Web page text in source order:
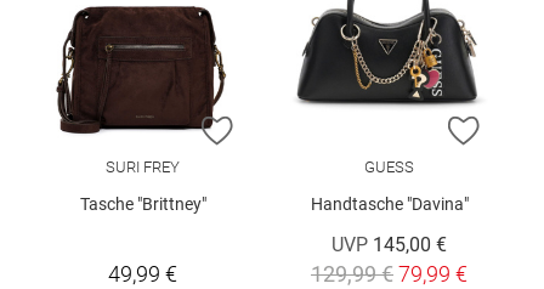
ZUR WUNSCHLISTE HINZUFÜGEN
SURI FREY
Tasche "Brittney"
49,99 €
ZUR
GUESS
Handtasche "Davina"
UVP 145,00 €
129,99 €79,99 €